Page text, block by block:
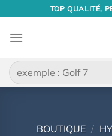
contenu
TOP QUALITÉ,
Recherche
pour :
BOUTIQUE /